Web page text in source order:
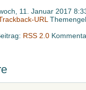
11. Januar 2017
URL
RSS 2.0